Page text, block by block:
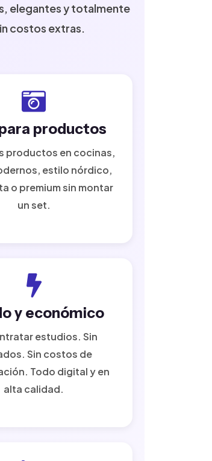
elegantes y totalmente
costos extras.
productos
productos en cocinas,
estilo nórdico,
o premium sin montar
un set.
y económico
estudios. Sin
Sin costos de
Todo digital y en
alta calidad.